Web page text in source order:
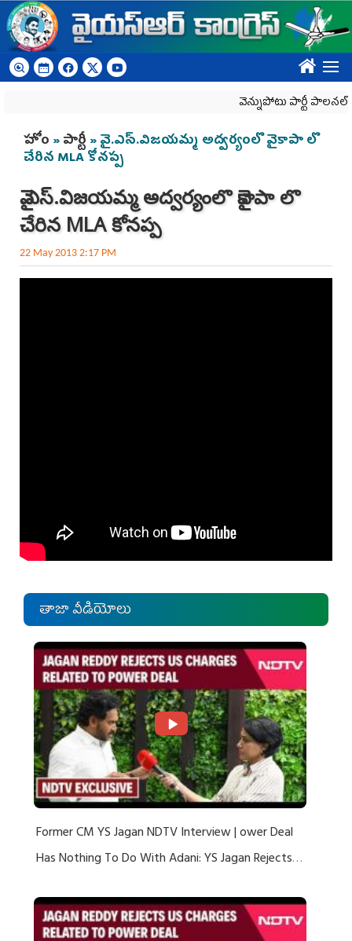
Skip to main content
????
వెన్నుపోటు పార్టీ పాలనలో
You are here
హోం »పార్టీ » వై.ఎస్.విజయమ్మ అద్వర్యంలొ వైకాపా లొ
చేరిన MLA కోనప్ప
వై.ఎస్.విజయమ్మ అద్వర్యంలొ వైకాపా లొ
చేరిన MLA కోనప్ప
22 May 2013 2:17 PM
తాజా వీడియోలు
Former CM YS Jagan NDTV Interview | ower Deal
Has Nothing To Do With Adani: YS Jagan Rejects